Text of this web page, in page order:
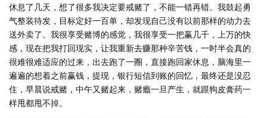
休息了几天，想了很多我决定要戒赌了，不能一错再错。我鼓起勇
气整装待发，目标定好一百单，却发现自己没有以前那样的动力去
送外卖了。我很享受赌博的感觉，我很享受一把赢几千，上万的快
感，现在把我打回现实，让我重新去赚那种辛苦钱，一时半会真的
很难很难适应的过来，出去跑了一圈，直接跑回家休息，脑海里一
遍遍的想着之前赢钱，提现，银行短信到账的回忆，最终还是没忍
住，早晨说戒赌，中午又赌起来，赌瘾一旦产生，就跟狗皮膏药一
样甩都甩不掉。